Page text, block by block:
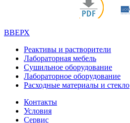
ВВЕРХ
Реактивы и растворители
Лабораторная мебель
Сушильное оборудование
Лабораторное оборудование
Расходные материалы и стекло
Контакты
Условия
Сервис